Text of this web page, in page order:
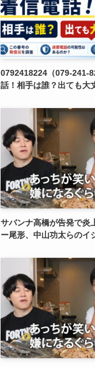
0792418224（079-241-
話！相手は誰？出ても大
サバンナ高橋が告発で炎
ー尾形、中山功太らのイ